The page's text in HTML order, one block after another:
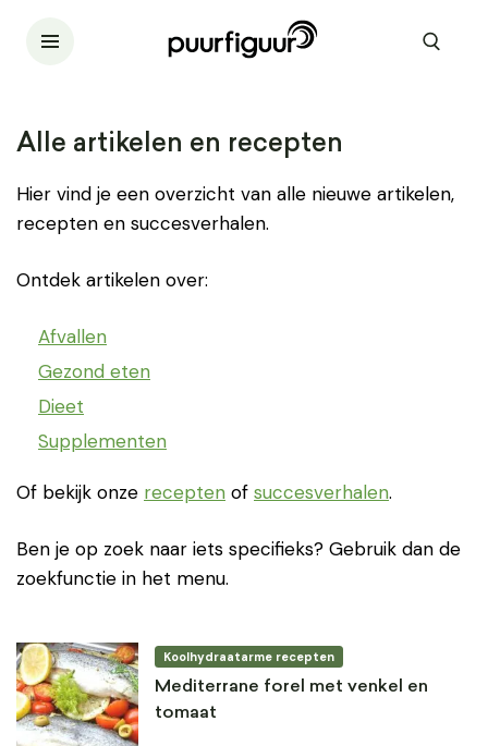
Alle artikelen en recepten
Hier vind je een overzicht van alle nieuwe artikelen,
recepten en succesverhalen.
Ontdek artikelen over:
Afvallen
Gezond eten
Dieet
Supplementen
Of bekijk onze recepten of succesverhalen.
Ben je op zoek naar iets specifieks? Gebruik dan de
zoekfunctie in het menu.
Koolhydraatarme recepten
Mediterrane forel met venkel en
tomaat